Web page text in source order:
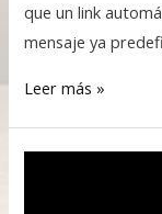
que un link
mensaje ya
Leer más »